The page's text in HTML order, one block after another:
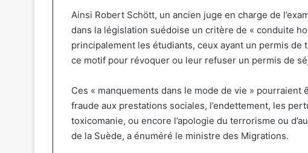
Ainsi Robert Schött, un ancien juge en charge de
dans la législation suédoise un critère de « conduite
principalement les étudiants, ceux ayant un permis
ce motif pour révoquer ou leur refuser un permis de
Ces « manquements dans le mode de vie »
fraude aux prestations sociales, l’endettement, les
toxicomanie, ou encore l’apologie du terrorisme ou
de la Suède, a énuméré le ministre des Migrations.